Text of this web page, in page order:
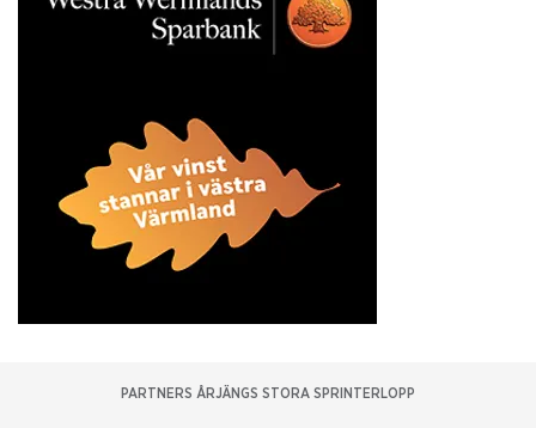
PARTNERS ÅRJÄNGS STORA SPRINTERLOPP